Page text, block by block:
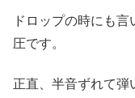
ドロップの時にも
圧です。
正直、半音ずれて弾